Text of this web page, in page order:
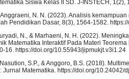
Siswa Kelas II SD. J-INSTECH,
N. N. (2023). Analisis
Pendidikan Dasar, 8(3), 1564-1582.
N., & Marhaeni, N. H. (2022).
Matematika Interaktif Pada Materi
16. https://doi.org/10.55943/jipmukjt.v3i1.24
S.P., & Anggoro, B.S. (2018).
Jurnal Matematika. https://doi.org/10.24042/